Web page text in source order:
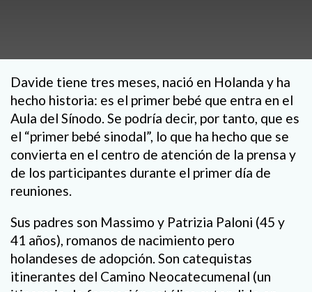
Davide tiene tres meses, nació en Holanda y ha
hecho historia: es el primer bebé que entra en el
Aula del Sínodo. Se podría decir, por tanto, que es
el “primer bebé sinodal”, lo que ha hecho que se
convierta en el centro de atención de la prensa y
de los participantes durante el primer día de
reuniones.
Sus padres son Massimo y Patrizia Paloni (45 y
41 años), romanos de nacimiento pero
holandeses de adopción. Son catequistas
itinerantes del Camino Neocatecumenal (un